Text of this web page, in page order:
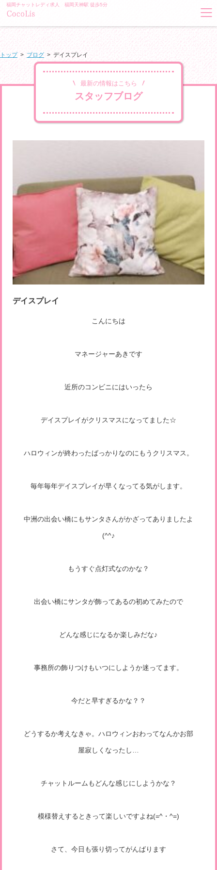
福岡チャットレディ求人 福岡天神駅 徒歩5分
トップ> ブログ > デイスプレイ
最新の情報はこちら
スタッフブログ
デイスプレイ
こんにちは
マネージャーあきです
近所のコンビニにはいったら
デイスプレイがクリスマスになってました☆
ハロウィンが終わったばっかりなのにもうクリスマス。
毎年毎年デイスプレイが早くなってる気がします。
中洲の出会い橋にもサンタさんがかざってありましたよ
(^^♪
もうすぐ点灯式なのかな？
出会い橋にサンタが飾ってあるの初めてみたので
どんな感じになるか楽しみだな♪
事務所の飾りつけもいつにしようか迷ってます。
今だと早すぎるかな？？
どうするか考えなきゃ。ハロウィンおわってなんかお部
屋寂しくなったし…
チャットルームもどんな感じにしようかな？
模様替えするときって楽しいですよね(=^・^=)
さて、今日も張り切ってがんばります